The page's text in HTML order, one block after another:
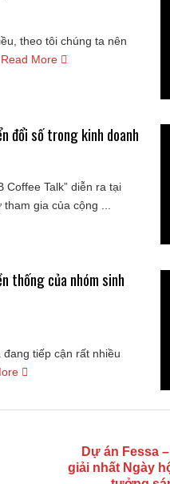
theo tôi chúng ta nên
Read More
đổi số trong kinh doanh
Coffee Talk” diễn ra tại
gia của cộng ...
thống của nhóm sinh
tiếp cận rất nhiều
Dự án Fessa
giải nhất Ngày